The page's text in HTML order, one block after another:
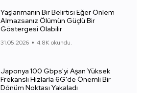
Yaşlanmanın Bir Belirtisi Eğer Önlem
Almazsanız Ölümün Güçlü Bir
Göstergesi Olabilir
31.05.2026 4.8K okundu.
Japonya 100 Gbps'yi Aşan Yüksek
Frekanslı Hızlarla 6G'de Önemli Bir
Dönüm Noktası Yakaladı